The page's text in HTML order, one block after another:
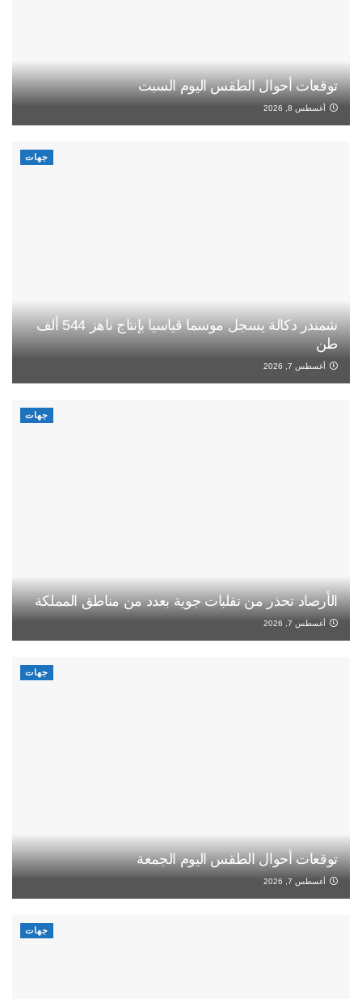
توقعات أحوال الطقس اليوم السبت
أغسطس 8, 2026
جهات
شمندر دكالة يسجل موسما قياسيا بإنتاج ناهز 544 ألف
طن
أغسطس 7, 2026
جهات
الأرصاد تحذر من تقلبات جوية بعدد من مناطق المملكة
أغسطس 7, 2026
جهات
توقعات أحوال الطقس اليوم الجمعة
أغسطس 7, 2026
جهات